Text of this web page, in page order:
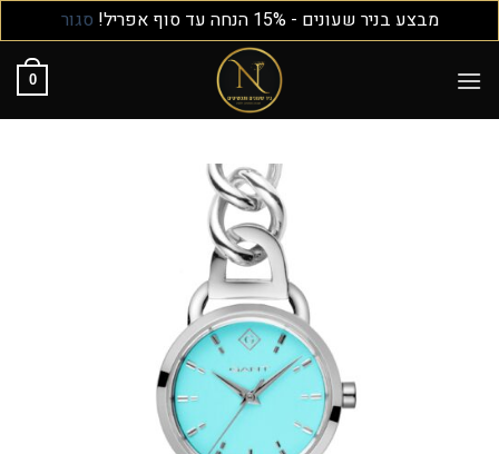
מבצע בניר שעונים - 15% הנחה עד סוף אפריל! סגור
0